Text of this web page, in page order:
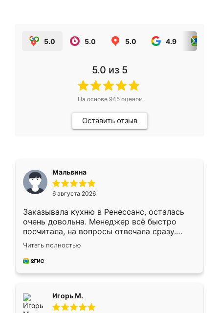
5.0 5.0 5.0 4.9
5.0 из 5
На основе 945оценок
Оставить отзыв
Мальвина
6 августа 2026
Заказывала кухню в Ренессанс, осталась
очень довольна. Менеджер всё быстро
посчитала, на вопросы отвечала сразу.
Замерщик приехал в субботу, подошёл к
делу со всей ответственностью. Собрали
за день, ребята работали аккуратно, даже
Читать полностью
Игорь М.